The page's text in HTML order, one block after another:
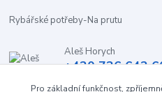
Rybářské potřeby-Na prutu
Aleš Horych
+420 736 642
Pro základní funkčnost,